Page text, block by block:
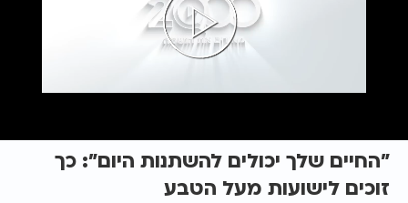
"החיים שלך יכולים להשתנות היום": כך
זוכים לישועות מעל הטבע